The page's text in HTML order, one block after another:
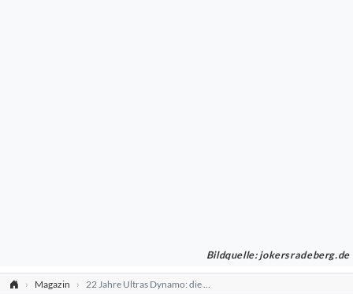
Bildquelle: jokersradeberg.de
Magazin 22 Jahre Ultras Dynamo: die geilsten Pyro-Shows der Ultragruppe